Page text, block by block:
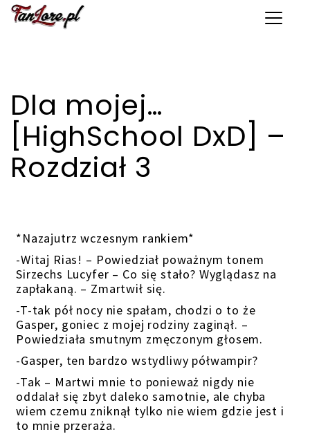
Toggle
Dla mojej…
[HighSchool DxD] –
Rozdział 3
*Nazajutrz wczesnym rankiem*
-Witaj Rias! – Powiedział poważnym tonem
Sirzechs Lucyfer – Co się stało? Wyglądasz na
zapłakaną. – Zmartwił się.
-T-tak pół nocy nie spałam, chodzi o to że
Gasper, goniec z mojej rodziny zaginął. –
Powiedziała smutnym zmęczonym głosem.
-Gasper, ten bardzo wstydliwy półwampir?
-Tak – Martwi mnie to ponieważ nigdy nie
oddalał się zbyt daleko samotnie, ale chyba
wiem czemu zniknął tylko nie wiem gdzie jest i
to mnie przeraża.